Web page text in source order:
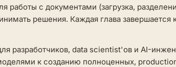
с документами (загрузка,
решения. Каждая глава
разработчиков, data scientist'ов и AI-
к созданию полноценных,